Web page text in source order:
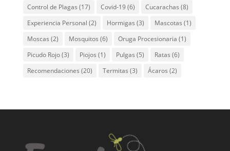
Control de Plagas (17) Covid-19(6) Cucarachas (8)
Experiencia Personal (2) Hormigas (3) Mascotas (1)
Moscas (2) Mosquitos (6) Oruga Procesionaria (1)
Picudo Rojo(3) Piojos (1) Pulgas (5) Ratas (6)
Recomendaciones (20) Termitas (3) Ácaros (2)